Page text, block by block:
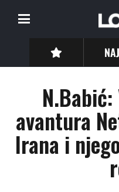
avantura
Irana i